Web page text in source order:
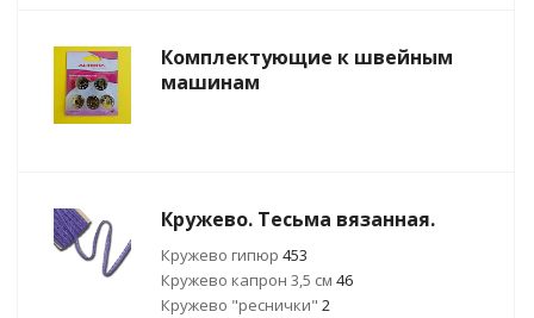
Комплектующие к швейным
машинам
Кружево. Тесьма вязанная.
Кружево гипюр 453
Кружево капрон 3,5 см 46
Кружево "реснички" 2